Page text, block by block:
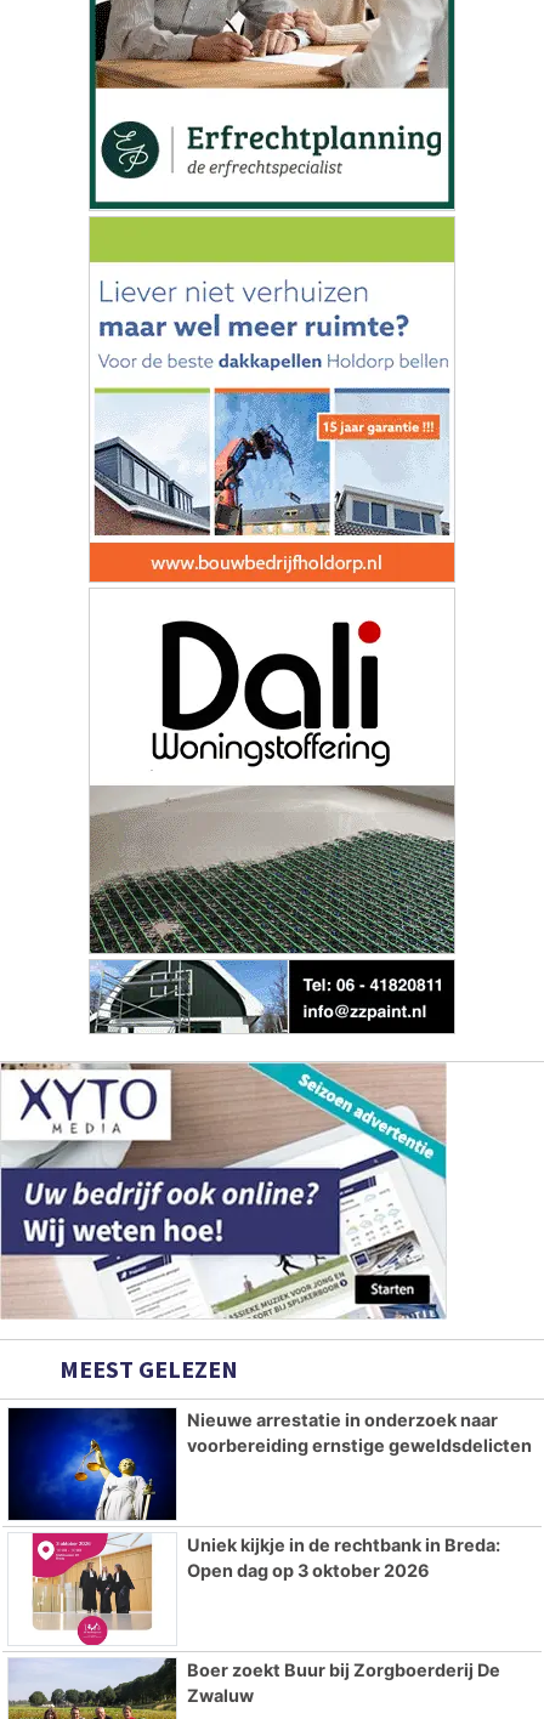
MEEST GELEZEN
Nieuwe arrestatie in onderzoek naar
voorbereiding ernstige geweldsdelicten
Uniek kijkje in de rechtbank in Breda:
Open dag op 3 oktober 2026
Boer zoekt Buur bij Zorgboerderij De
Zwaluw